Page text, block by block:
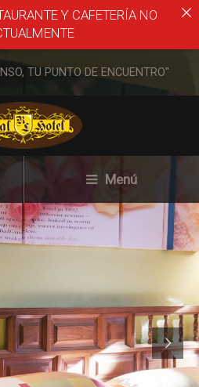
TU PUNTO DE ENCUENTRO"
Menú
cookies
Y CAFETERÍA NO